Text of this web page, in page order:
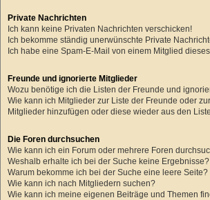
Private Nachrichten
Ich kann keine Privaten Nachrichten verschicken!
Ich bekomme ständig unerwünschte Private
Ich habe eine Spam-E-Mail von einem Mitglied
Freunde und ignorierte Mitglieder
Wozu benötige ich die Listen der Freunde und
Wie kann ich Mitglieder zur Liste der Freunde oder
Mitglieder hinzufügen oder diese wieder aus den
Die Foren durchsuchen
Wie kann ich ein Forum oder mehrere Foren
Weshalb erhalte ich bei der Suche keine Ergebnisse?
Warum bekomme ich bei der Suche eine leere Seite?
Wie kann ich nach Mitgliedern suchen?
Wie kann ich meine eigenen Beiträge und Themen